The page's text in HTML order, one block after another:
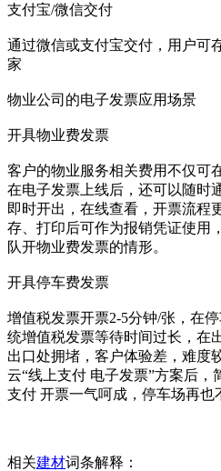
支付宝/微信交付
通过微信或支付宝交付，用户可
家
物业公司的电子发票应用场景
开具物业费发票
客户的物业服务相关费用不仅可
在电子发票上线后，还可以随时
即时开出，在线查看，开票流程
存、打印后可作为报销凭证使用
队开物业费发票的情形。
开具停车费发票
增值税发票开票2-5分钟/张，在
统增值税发票等待时间过长，在
出口处拥堵，客户体验差，难度
云“线上支付 电子发票”方案后，
支付 开票一气呵成，停车场再也
相关建材词条解释：